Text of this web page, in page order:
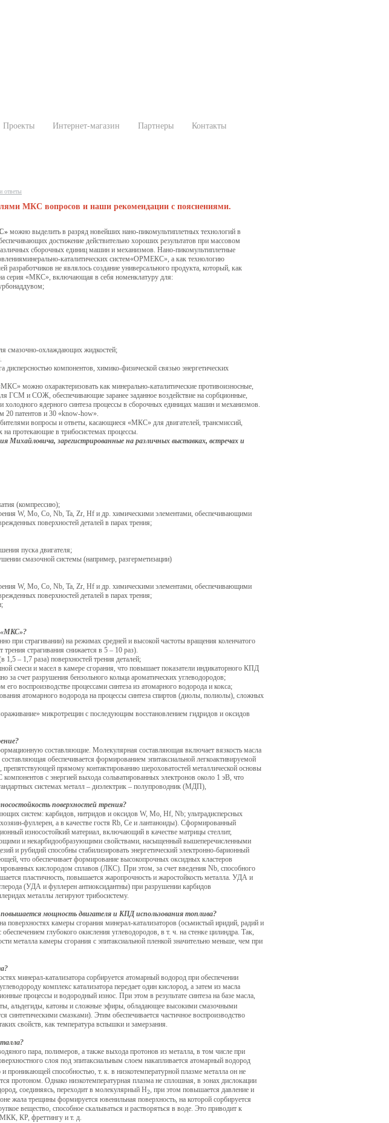
Проекты Интернет-магазин Партнеры Контакты
ответы
МКС вопросов и наши рекомендации с пояснениями.
можно выделить в разряд новейших нано-пикомультиплетных технологий в
достижение действительно хороших результатов при массовом
сборочных единиц машин и механизмов. Нано-пикомультиплетные
каталитических систем«ОРМЕКС», а как технологию
разработчиков не являлось создание универсального продукта, который, как
серия «МКС», включающая в себя номенклатуру для:
смазочно-охлаждающих жидкостей;
компонентов, химико-физической связью энергетических
можно охарактеризовать как минерально-каталитические противоизносные,
ГСМ и СОЖ, обеспечивающие заранее заданное воздействие на сорбционные,
ядерного синтеза процессы в сборочных единицах машин и механизмов.
20 патентов и 30 «know-how».
вопросы и ответы, касающиеся «МКС» для двигателей, трансмиссий,
протекающие в трибосистемах процессы.
Михайловича, зарегистрированные на различных выставках, встречах и
(компрессию);
W, Mo, Co, Nb, Ta, Zr, Hf и др. химическими элементами, обеспечивающими
поверхностей деталей в парах трения;
пуска двигателя;
смазочной системы (например, разгерметизации)
W, Mo, Co, Nb, Ta, Zr, Hf и др. химическими элементами, обеспечивающими
поверхностей деталей в парах трения;
«МКС»?
при страгивании) на режимах средней и высокой частоты вращения коленчатого
страгивания снижается в 5 – 10 раз).
1,5 – 1,7 раза) поверхностей трения деталей;
смеси и масел в камере сгорания, что повышает показатели индикаторного КПД
за счет разрушения бензольного кольца ароматических углеводородов;
его воспроизводстве процессами синтеза из атомарного водорода и кокса;
атомарного водорода на процессы синтеза спиртов (диолы, полиолы), сложных
микротрещин с последующим восстановлением гидридов и оксидов
составляющие. Молекулярная составляющая включает вязкость масла
обеспечивается формированием эпитаксиальной легкоактивируемой
препятствующей прямому контактированию шероховатостей металлической основы
с энергией выхода сольватированных электронов около 1 эВ, что
системах металл – диэлектрик – полупроводник (МДП),
поверхностей трения?
систем: карбидов, нитридов и оксидов W, Mо, Hf, Nb; ультрадисперсных
фуллерен, а в качестве гостя Rb, Cе и лантаноиды). Сформированный
износостойкий материал, включающий в качестве матрицы стеллит,
и некарбидообразующими свойствами, насыщенный вышеперечисленными
и рубидий способны стабилизировать энергетический электронно-барионный
что обеспечивает формирование высокопрочных оксидных кластеров
кислородом сплавов (ЛКС). При этом, за счет введения Nb, способного
пластичность, повышается жаропрочность и жаростойкость металла. УДА и
(УДА и фуллерен антиоксидантны) при разрушении карбидов
металлы легируют трибосистему.
повышается мощность двигателя и КПД использования топлива?
поверхностях камеры сгорания минерал-катализаторов (осьмистый иридий, радий и
глубокого окисления углеводородов, в т. ч. на стенке цилиндра. Так,
металла камеры сгорания с эпитаксиальной пленкой значительно меньше, чем при
минерал-катализатора сорбируется атомарный водород при обеспечении
комплекс катализатора передает один кислород, а затем из масла
процессы и водородный износ. При этом в результате синтеза на базе масла,
альдегиды, катоны и сложные эфиры, обладающее высокими смазочными
смазками). Этим обеспечивается частичное воспроизводство
свойств, как температура вспышки и замерзания.
пара, полимеров, а также выхода протонов из металла, в том числе при
слоя под эпитаксиальным слоем накапливается атомарный водород
способностью, т. к. в низкотемпературной плазме металла он не
протоном. Однако низкотемпературная плазма не сплошная, в зонах дислокации
соединяясь, переходит в молекулярный Н2 , при этом повышается давление и
жала трещины формируется ювенильная поверхность, на которой сорбируется
вещество, способное скалываться и растворяться в воде. Это приводит к
КР, фреттингу и т. д.